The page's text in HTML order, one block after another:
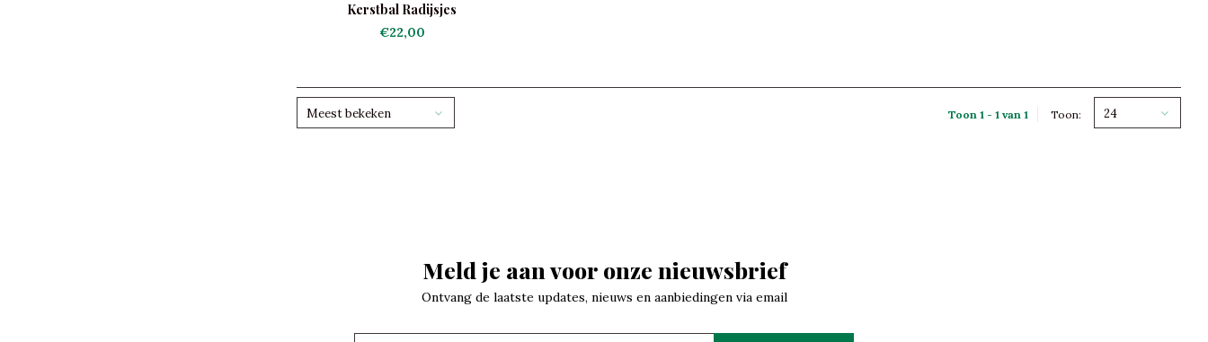
Kerstbal Radijsjes
€22,00
Meest bekeken Toon 1 - 1 van 1 Toon: 24
Meld je aan voor onze nieuwsbrief
Ontvang de laatste updates, nieuws en aanbiedingen via email